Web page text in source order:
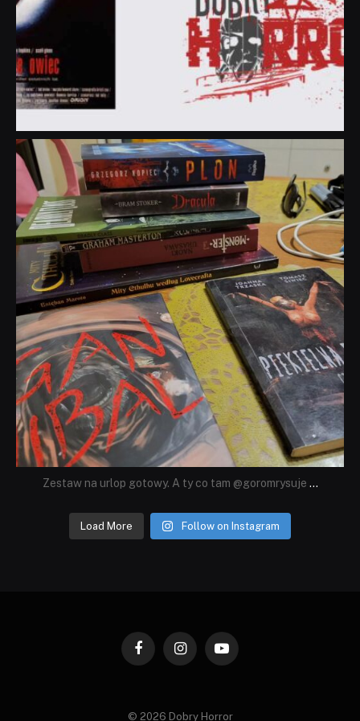
dobryhorror
Lip 31
Zestaw na urlop gotowy. A ty co tam @goromrysuje ...
Load More Follow on Instagram
FacebookInstagramYouTube
© 2026 Dobry Horror